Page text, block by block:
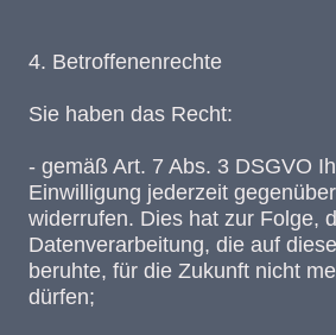
4. Betroffenenrechte
Sie haben das Recht:
- gemäß Art. 7 Abs. 3 DSGVO
Einwilligung jederzeit
widerrufen. Dies hat zur Folge,
Datenverarbeitung, die auf
beruhte, für die Zukunft nicht
dürfen;